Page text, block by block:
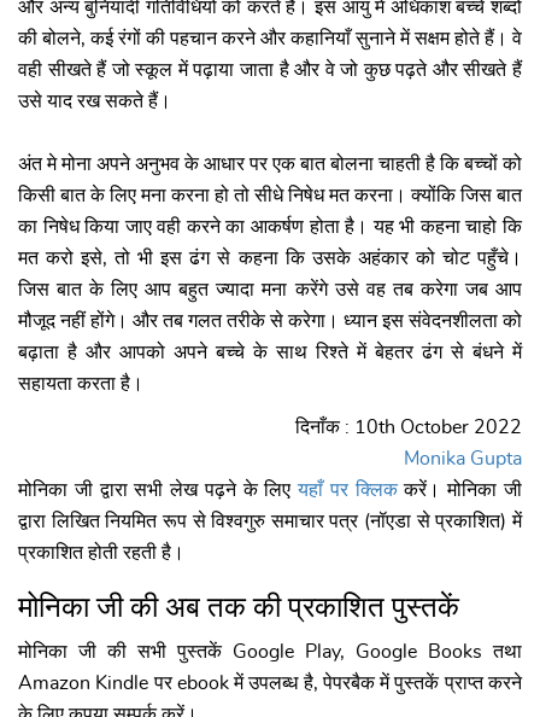
और अन्य बुनियादी गतिविधियों को करते है। इस आयु में अधिकांश बच्चे शब्दों
की बोलने, कई रंगों की पहचान करने और कहानियाँ सुनाने में सक्षम होते हैं। वे
वही सीखते हैं जो स्कूल में पढ़ाया जाता है और वे जो कुछ पढ़ते और सीखते हैं
उसे याद रख सकते हैं।
अंत मे मोना अपने अनुभव के आधार पर एक बात बोलना चाहती है कि बच्चों को
किसी बात के लिए मना करना हो तो सीधे निषेध मत करना। क्योंकि जिस बात
का निषेध किया जाए वही करने का आकर्षण होता है। यह भी कहना चाहो कि
मत करो इसे, तो भी इस ढंग से कहना कि उसके अहंकार को चोट पहुँचे।
जिस बात के लिए आप बहुत ज्यादा मना करेंगे उसे वह तब करेगा जब आप
मौजूद नहीं होंगे। और तब गलत तरीके से करेगा। ध्यान इस संवेदनशीलता को
बढ़ाता है और आपको अपने बच्चे के साथ रिश्ते में बेहतर ढंग से बंधने में
सहायता करता है।
दिनाँक : 10th October 2022
Monika Gupta
मोनिका जी द्वारा सभी लेख पढ़ने के लिएयहाँ पर क्लिककरें। मोनिका जी
द्वारा लिखित नियमित रूप से विश्वगुरु समाचार पत्र (नॉएडा से प्रकाशित) में
प्रकाशित होती रहती है।
मोनिका जी की अब तक की प्रकाशित पुस्तकें
मोनिका जी की सभी पुस्तकें Google Play, Google Books तथा
Amazon Kindle पर ebook में उपलब्ध है, पेपरबैक में पुस्तकें प्राप्त करने